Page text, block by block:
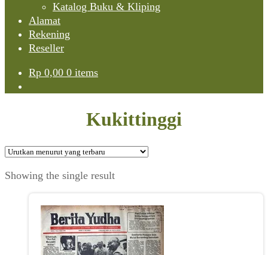
Katalog Buku & Kliping
Alamat
Rekening
Reseller
Rp 0,00 0 items
Kukittinggi
Showing the single result